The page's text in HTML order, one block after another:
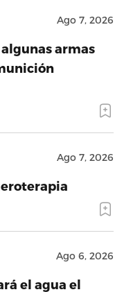
Ago 7, 2026
armas
Ago 7, 2026
Ago 6, 2026
el agua el